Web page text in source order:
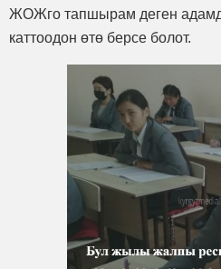
ЖОЖго тапшырам деген
каттоодон өтө берсе болот.